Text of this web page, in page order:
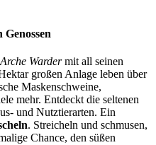
Arche Wardermit all seinen
großen Anlage leben über
Maskenschweine,
mehr. Entdeckt die seltenen
und Nutztierarten. Ein
. Streicheln und schmusen,
Chance, den süßen